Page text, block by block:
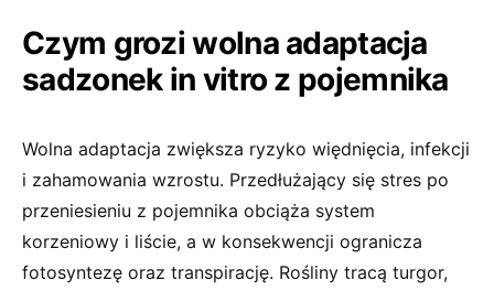
Czym grozi wolna adaptacja
sadzonek in vitro z pojemnika
Wolna adaptacja zwiększa ryzyko więdnięcia, infekcji
i zahamowania wzrostu. Przedłużający się stres po
przeniesieniu z pojemnika obciąża system
korzeniowy i liście, a w konsekwencji ogranicza
fotosyntezę oraz transpirację. Rośliny tracą turgor,